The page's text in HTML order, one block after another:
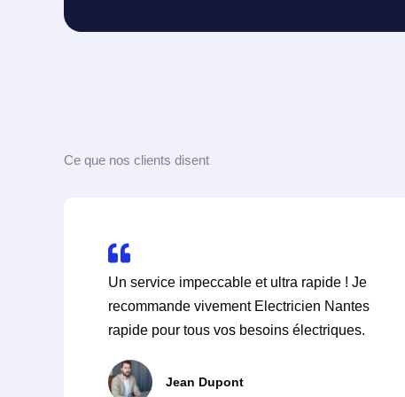
Ce que nos clients disent
Un service impeccable et ultra rapide ! Je
recommande vivement Electricien Nantes
rapide pour tous vos besoins électriques.
Jean Dupont